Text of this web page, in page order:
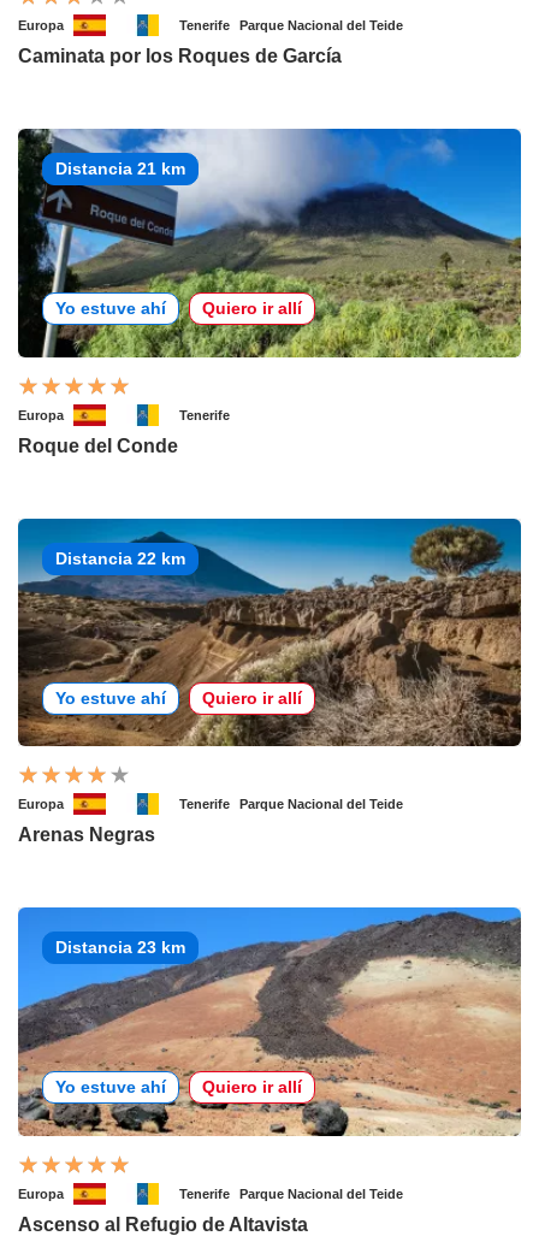
Europa Tenerife Parque Nacional del Teide
Caminata por los Roques de García
Distancia 21 km
Yo estuve ahí Quiero ir allí
Europa Tenerife
Roque del Conde
Distancia 22 km
Yo estuve ahí Quiero ir allí
Europa Tenerife Parque Nacional del Teide
Arenas Negras
Distancia 23 km
Yo estuve ahí Quiero ir allí
Europa Tenerife Parque Nacional del Teide
Ascenso al Refugio de Altavista